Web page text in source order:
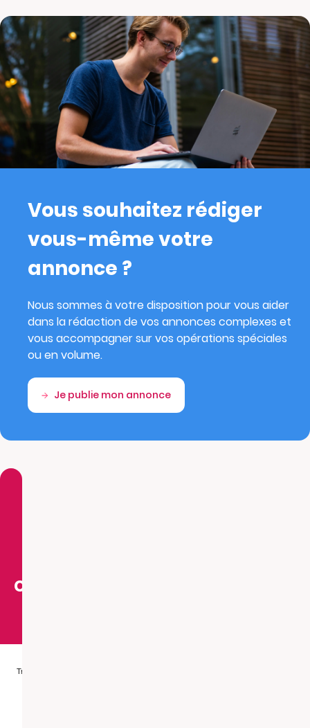
Vous souhaitez rédiger
vous-même votre
annonce ?
Nous sommes à votre disposition pour vous aider
dans la rédaction de vos annonces complexes et
vous accompagner sur vos opérations spéciales
ou en volume.
Je publie mon annonce
comptent